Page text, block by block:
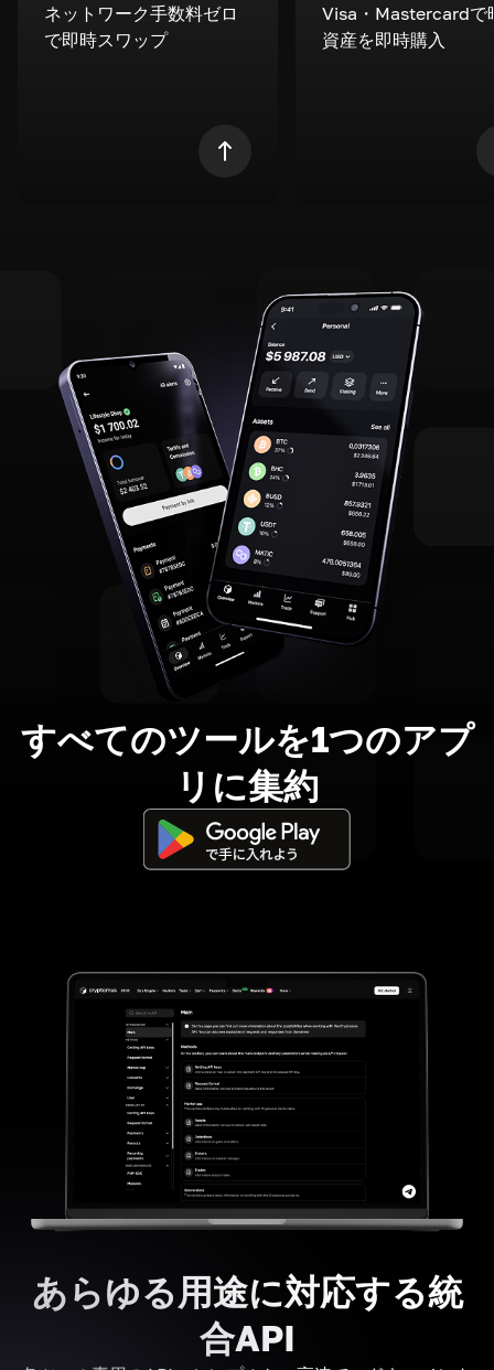
ネットワーク手数料ゼロ
で即時スワップ
Visa・Mastercardで
資産を即時購入
すべてのツールを1つのアプ
リに集約
あらゆる用途に対応する統
合API